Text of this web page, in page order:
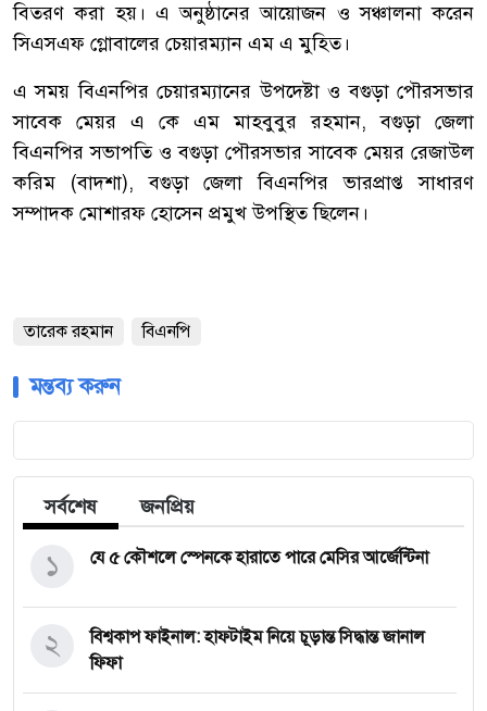
বিতরণ করা হয়। এ অনুষ্ঠানের আয়োজন ও সঞ্চালনা করেন
সিএসএফ গ্লোবালের চেয়ারম্যান এম এ মুহিত।
এ সময় বিএনপির চেয়ারম্যানের উপদেষ্টা ও বগুড়া পৌরসভার
সাবেক মেয়র এ কে এম মাহবুবুর রহমান, বগুড়া জেলা
বিএনপির সভাপতি ও বগুড়া পৌরসভার সাবেক মেয়র রেজাউল
করিম (বাদশা), বগুড়া জেলা বিএনপির ভারপ্রাপ্ত সাধারণ
সম্পাদক মোশারফ হোসেন প্রমুখ উপস্থিত ছিলেন।
তারেক রহমান বিএনপি
মন্তব্য করুন
সর্বশেষ জনপ্রিয়
যে ৫ কৌশলে স্পেনকে হারাতে পারে মেসির আর্জেন্টিনা
১
বিশ্বকাপ ফাইনাল: হাফটাইম নিয়ে চূড়ান্ত সিদ্ধান্ত জানাল
ফিফা
২